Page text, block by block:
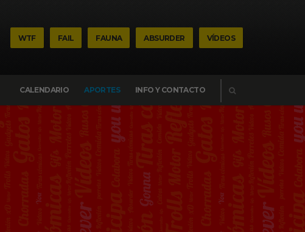
WTF FAIL FAUNA ABSURDER VÍDEOS
BUSCAR
CALENDARIO
APORTES INFO Y CONTACTO